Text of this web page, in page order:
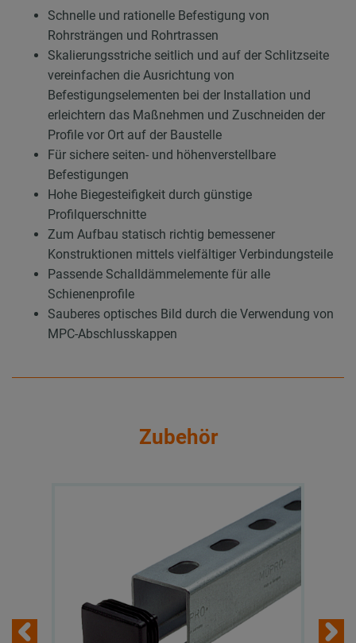
Schnelle und rationelle Befestigung von
Rohrsträngen und Rohrtrassen
Skalierungsstriche seitlich und auf der Schlitzseite
vereinfachen die Ausrichtung von
Befestigungselementen bei der Installation und
erleichtern das Maßnehmen und Zuschneiden der
Profile vor Ort auf der Baustelle
Für sichere seiten- und höhenverstellbare
Befestigungen
Hohe Biegesteifigkeit durch günstige
Profilquerschnitte
Zum Aufbau statisch richtig bemessener
Konstruktionen mittels vielfältiger Verbindungsteile
Passende Schalldämmelemente für alle
Schienenprofile
Sauberes optisches Bild durch die Verwendung von
MPC-Abschlusskappen
Zubehör